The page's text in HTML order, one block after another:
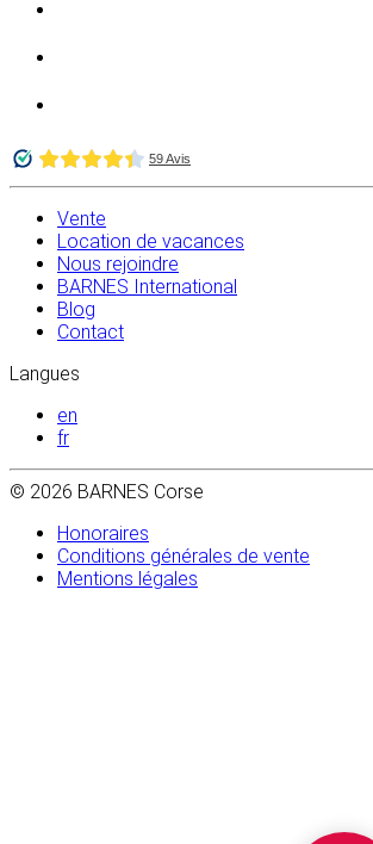
Vente
Location de vacances
Nous rejoindre
BARNES International
Blog
Contact
Langues
en
fr
© 2026 BARNES Corse
Honoraires
Conditions générales de vente
Mentions légales